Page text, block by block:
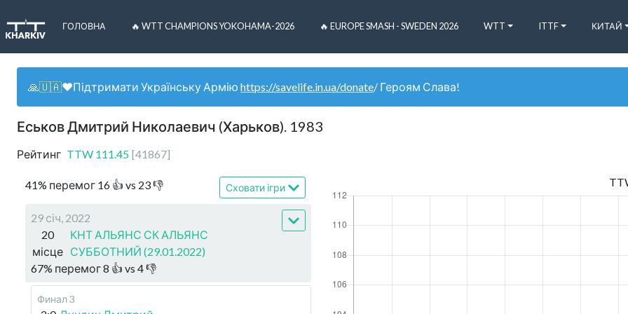
ГОЛОВНА 🔥 WTT CHAMPIONS YOKOHAMA-2026 🔥 EUROPE SMASH - SWEDEN 2026 WTT ITTF КИТАЙ
🙏🇺🇦❤️Підтримати Українську Армію https://savelife.in.ua/donate/ Героям Слава!
Еськов Дмитрий Николаевич (Харьков). 1983
Рейтинг TTW 111.45 [41867]
41% перемог 16 👍 vs 23👎 Сховати ігри
29 січ, 2022
20
місце
КНТ АЛЬЯНС СК АЛЬЯНС
СУББОТНИЙ (29.01.2022)
67% перемог8 👍 vs 4👎
Финал 3